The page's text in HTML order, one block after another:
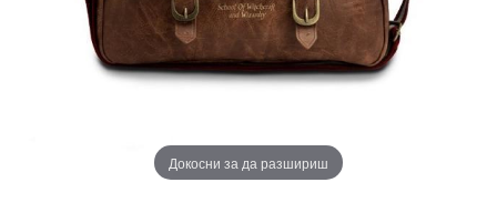
Докосни за да разшириш